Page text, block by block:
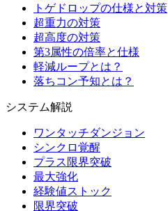
トゲドロップの仕様と対策
超重力の対策
超高度の対策
第3属性の倍率と仕様
軽減ループとは？
落ちコン予知とは？
システム解説
ワンタッチダンジョン
シンクロ覚醒
プラス限界突破
最大強化
経験値ストック
限界突破